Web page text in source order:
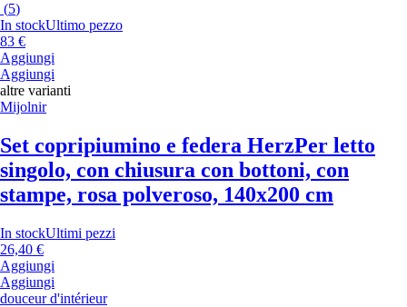
(5)
In stockUltimo pezzo
83 €
Aggiungi
Aggiungi
altre varianti
Mijolnir
Set copripiumino e federa HerzPer letto
singolo, con chiusura con bottoni, con
stampe, rosa polveroso, 140x200 cm
In stockUltimi pezzi
26,40 €
Aggiungi
Aggiungi
douceur d'intérieur